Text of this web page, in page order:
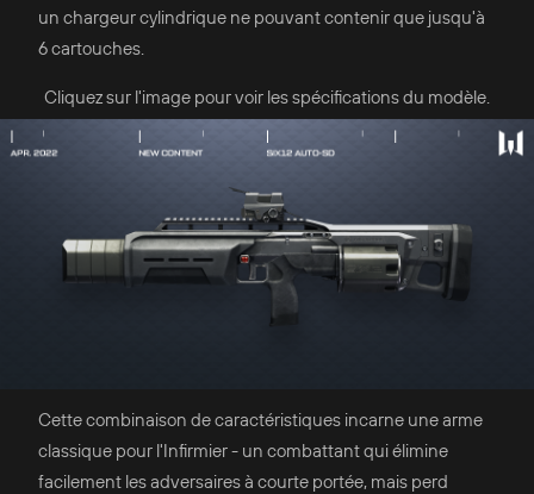
un chargeur cylindrique ne pouvant contenir que jusqu'à
6 cartouches.
Cliquez sur l'image pour voir les spécifications du modèle.
Cette combinaison de caractéristiques incarne une arme
classique pour l'Infirmier - un combattant qui élimine
facilement les adversaires à courte portée, mais perd